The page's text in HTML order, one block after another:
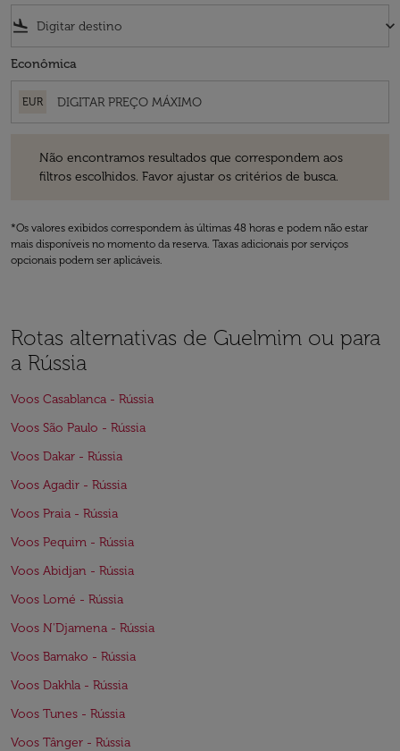
flight_land keyboard_arrow_down
Econômica
EUR
Não encontramos resultados que correspondem aos
filtros escolhidos. Favor ajustar os critérios de busca.
*Os valores exibidos correspondem às últimas 48 horas e podem não estar
mais disponíveis no momento da reserva. Taxas adicionais por serviços
opcionais podem ser aplicáveis.
Rotas alternativas de Guelmim ou para
a Rússia
Voos Casablanca - Rússia
Voos São Paulo - Rússia
Voos Dakar - Rússia
Voos Agadir - Rússia
Voos Praia - Rússia
Voos Pequim - Rússia
Voos Abidjan - Rússia
Voos Lomé - Rússia
Voos N'Djamena - Rússia
Voos Bamako - Rússia
Voos Dakhla - Rússia
Voos Tunes - Rússia
Voos Tânger - Rússia